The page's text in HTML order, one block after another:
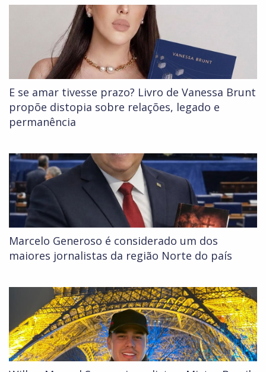
E se amar tivesse prazo? Livro de Vanessa Brunt
propõe distopia sobre relações, legado e
permanência
Marcelo Generoso é considerado um dos
maiores jornalistas da região Norte do país